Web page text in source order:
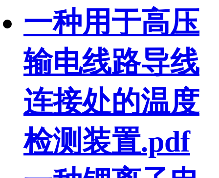
一种用于高压
输电线路导线
连接处的温度
检测装置.pdf